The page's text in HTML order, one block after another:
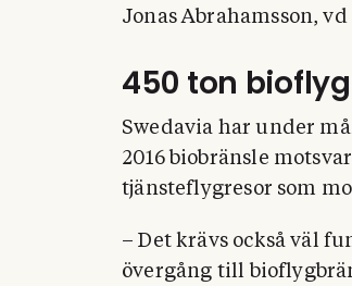
Jonas Abrahamsson,
450 ton
Swedavia har under
2016 biobränsle
tjänsteflygresor som
– Det krävs också väl
övergång till